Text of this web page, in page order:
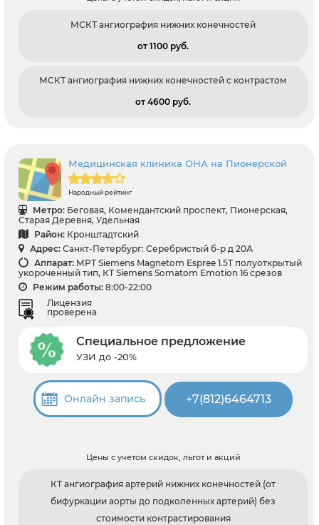
МСКТ ангиография нижних конечностей
от 1100 pуб.
МСКТ ангиография нижних конечностей с контрастом
от 4600 pуб.
Медицинская клиника ОНА на Пионерской
Народный рейтинг
Метро: Беговая, Комендантский проспект, Пионерская,
Старая Деревня, Удельная
Район: Кронштадтский
Адрес: Санкт-Петербург: Серебристый б-р д 20А
Аппарат: МРТ Siemens Magnetom Espree 1.5T полуоткрытый
укороченный тип, КТ Siemens Somatom Emotion 16 срезов
Режим работы: 8:00-22:00
Лицензия
проверена
Специальное предложение
УЗИ до -20%
Онлайн запись +7(812)6464713
Цены с учетом скидок, льгот и акций
КТ ангиография артерий нижних конечностей (от
бифуркации аорты до подколенных артерий) без
стоимости контрастирования